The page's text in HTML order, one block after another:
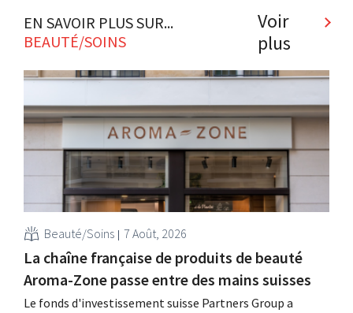
EN SAVOIR PLUS SUR...
BEAUTÉ/SOINS
Voir
plus
Beauté/Soins 7 Août, 2026
La chaîne française de produits de beauté
Aroma-Zone passe entre des mains suisses
Le fonds d'investissement suisse Partners Group a